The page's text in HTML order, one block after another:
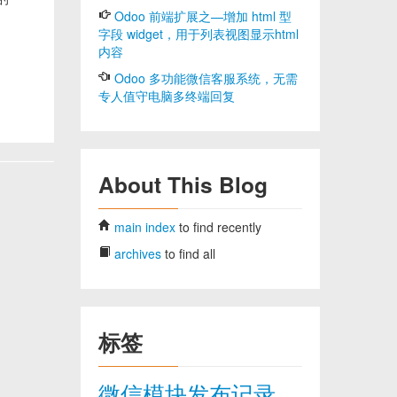
Odoo 前端扩展之—增加 html 型
字段 widget，用于列表视图显示html
内容
Odoo 多功能微信客服系统，无需
专人值守电脑多终端回复
About This Blog
main index to find recently
archives to find all
标签